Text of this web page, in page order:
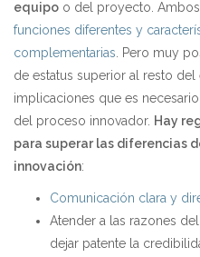
equipo o del proyecto. Ambos,
funciones diferentes y
complementarias . Pero muy
de estatus superior al resto
implicaciones que es
del proceso innovador. Hay
para superar las diferencias
innovación:
Comunicación clara y
Atender a las razones
dejar patente la